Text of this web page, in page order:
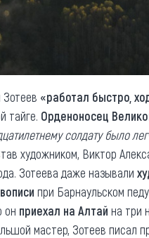
«работал быстро,
тайге. Орденоносец
солдату было
художником, Виктор
Зотеева даже называли
при Барнаульском
он приехал на Алтай на три
мастер, Зотеев писал